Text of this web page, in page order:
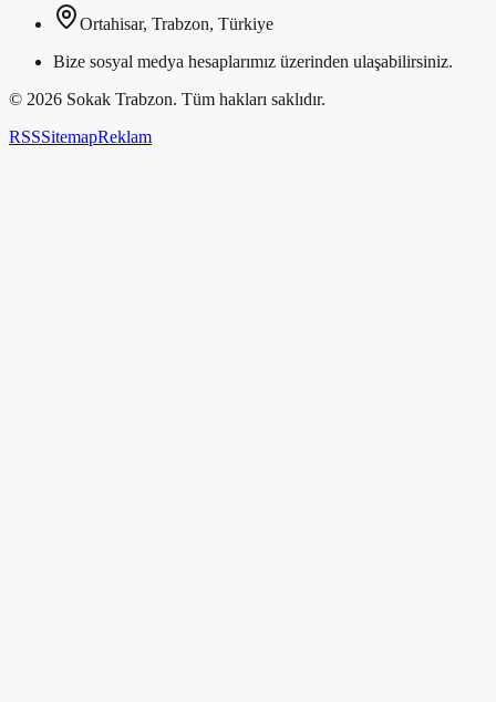
Ortahisar, Trabzon, Türkiye
Bize sosyal medya hesaplarımız üzerinden ulaşabilirsiniz.
© 2026 Sokak Trabzon. Tüm hakları saklıdır.
RSSSitemapReklam